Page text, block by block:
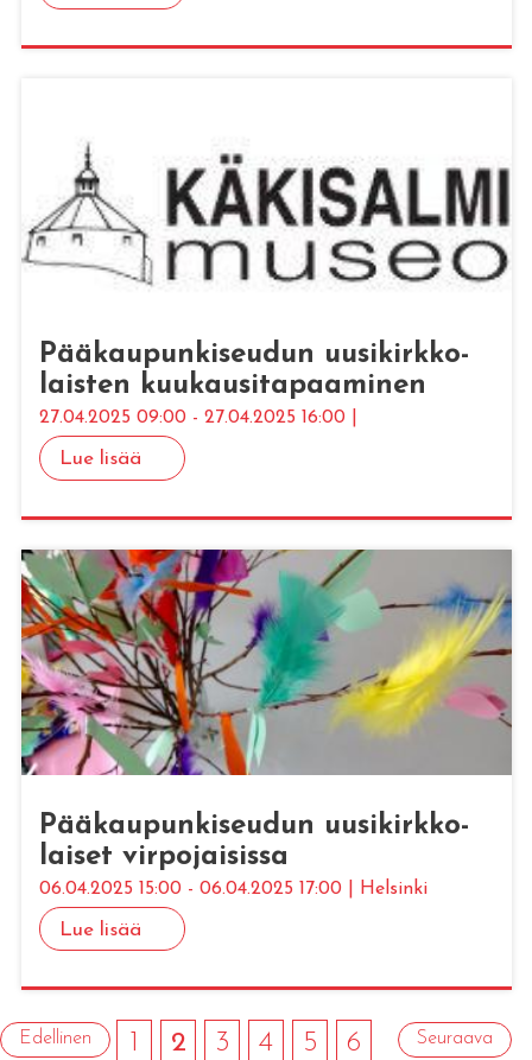
Pää­kau­pun­ki­seu­dun uusi­kirk­ko­
lais­ten kuu­kausi­ta­paa­mi­nen
27.04.2025 09:00 - 27.04.2025 16:00 |
Lue lisää
Pää­kau­pun­ki­seu­dun uusi­kirk­ko­
lai­set vir­po­jai­sis­sa
06.04.2025 15:00 - 06.04.2025 17:00 | Helsinki
Lue lisää
Edellinen 1 2 3 4 5
6
Seuraava